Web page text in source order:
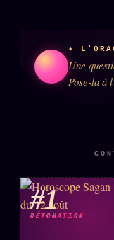
✦
Une
Pose-la à
#1
DÉTONATION